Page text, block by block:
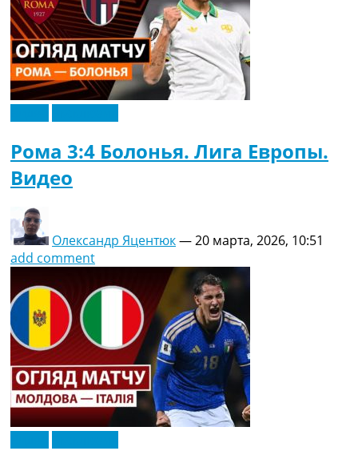
Рома 3:4 Болонья. Лига Европы.
Видео
Олександр Яцентюк—20 марта, 2026, 10:51
add comment